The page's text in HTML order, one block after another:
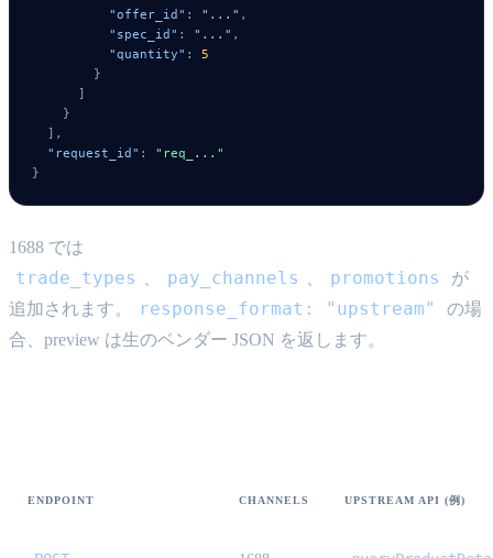
"offer_id" : "..." ,
"spec_id" : "..." ,
"quantity" :
5
}
]
}
] ,
"request_id" :
"req_..."
}
1688 では
trade_types pay_channels promotions
が
追加されます。
response_format: "upstream"
の場
合、preview は生のベンダー JSON を返します。
ENDPOINT CHANNELS UPSTREAM API (例)